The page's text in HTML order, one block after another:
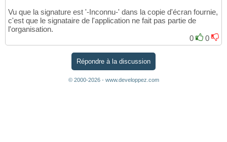
Vu que la signature est '-Inconnu-' dans la copie d'écran fournie,
c'est que le signataire de l'application ne fait pas partie de
l'organisation.
0
0
Répondre à la discussion
© 2000-2026 - www.developpez.com